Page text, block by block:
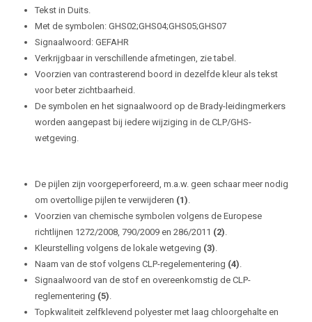
Tekst in Duits.
Met de symbolen: GHS02;GHS04;GHS05;GHS07
Signaalwoord: GEFAHR
Verkrijgbaar in verschillende afmetingen, zie tabel.
Voorzien van contrasterend boord in dezelfde kleur als tekst
voor beter zichtbaarheid.
De symbolen en het signaalwoord op de Brady-leidingmerkers
worden aangepast bij iedere wijziging in de CLP/GHS-
wetgeving.
De pijlen zijn voorgeperforeerd, m.a.w. geen schaar meer nodig
om overtollige pijlen te verwijderen (1).
Voorzien van chemische symbolen volgens de Europese
richtlijnen 1272/2008, 790/2009 en 286/2011 (2).
Kleurstelling volgens de lokale wetgeving (3).
Naam van de stof volgens CLP-regelementering (4).
Signaalwoord van de stof en overeenkomstig de CLP-
reglementering (5).
Topkwaliteit zelfklevend polyester met laag chloorgehalte en